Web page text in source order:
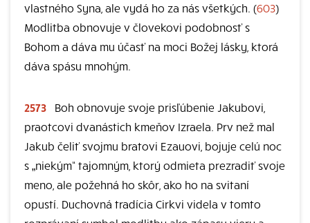
vlastného Syna, ale vydá ho za nás všetkých. (603)
Modlitba obnovuje v človekovi podobnosť s
Bohom a dáva mu účasť na moci Božej lásky, ktorá
dáva spásu mnohým.
2573
Boh obnovuje svoje prisľúbenie Jakubovi,
praotcovi dvanástich kmeňov Izraela. Prv než mal
Jakub čeliť svojmu bratovi Ezauovi, bojuje celú noc
s „niekým“ tajomným, ktorý odmieta prezradiť svoje
meno, ale požehná ho skôr, ako ho na svitaní
opustí. Duchovná tradícia Cirkvi videla v tomto